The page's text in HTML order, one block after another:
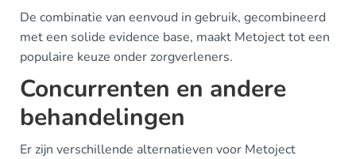
De combinatie van eenvoud in gebruik, gecombineerd
met een solide evidence base, maakt Metoject tot een
populaire keuze onder zorgverleners.
Concurrenten en andere
behandelingen
Er zijn verschillende alternatieven voor Metoject